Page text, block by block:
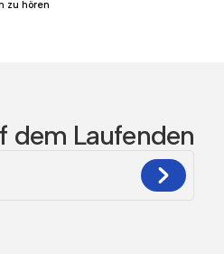
zu hören
dem Laufenden